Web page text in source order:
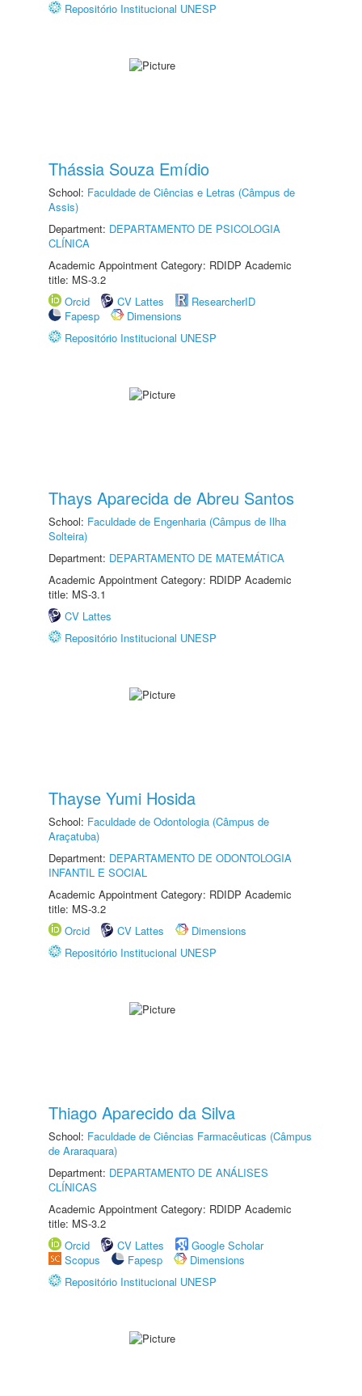
Repositório Institucional UNESP
Thássia Souza Emídio
School: Faculdade de Ciências e Letras (Câmpus de
Assis)
Department: DEPARTAMENTO DE PSICOLOGIA
CLÍNICA
Academic Appointment Category: RDIDP Academic
title: MS-3.2
Orcid
CV Lattes
ResearcherID
Fapesp
Dimensions
Repositório Institucional UNESP
Thays Aparecida de Abreu Santos
School: Faculdade de Engenharia (Câmpus de Ilha
Solteira)
Department: DEPARTAMENTO DE MATEMÁTICA
Academic Appointment Category: RDIDP Academic
title: MS-3.1
CV Lattes
Repositório Institucional UNESP
Thayse Yumi Hosida
School: Faculdade de Odontologia (Câmpus de
Araçatuba)
Department: DEPARTAMENTO DE ODONTOLOGIA
INFANTIL E SOCIAL
Academic Appointment Category: RDIDP Academic
title: MS-3.2
Orcid
CV Lattes
Dimensions
Repositório Institucional UNESP
Thiago Aparecido da Silva
School: Faculdade de Ciências Farmacêuticas (Câmpus
de Araraquara)
Department: DEPARTAMENTO DE ANÁLISES
CLÍNICAS
Academic Appointment Category: RDIDP Academic
title: MS-3.2
Orcid
CV Lattes
Google Scholar
Scopus
Fapesp
Dimensions
Repositório Institucional UNESP